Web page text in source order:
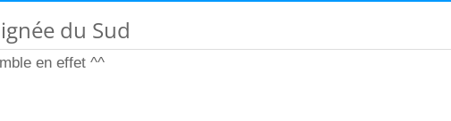
du Sud
en effet ^^